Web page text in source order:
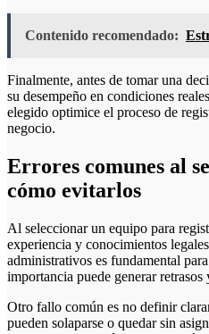
Contenido recomendado:
Finalmente, antes de tomar una
su desempeño en condiciones
elegido optimice el proceso de
negocio.
Errores comunes al
cómo evitarlos
Al seleccionar un equipo para
experiencia y conocimientos
administrativos es fundamental
importancia puede generar retrasos
Otro fallo común es no definir
pueden solaparse o quedar sin